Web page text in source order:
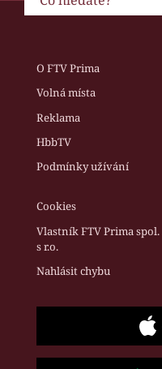
O FTV Prima
Volná místa
Reklama
HbbTV
Podmínky užívání
Cookies
Vlastník FTV Prima spol.
s r.o.
Nahlásit chybu